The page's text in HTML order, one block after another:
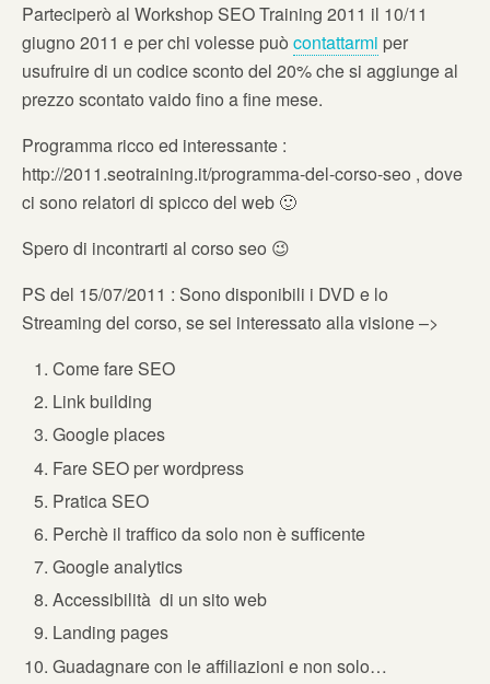
Parteciperò al Workshop SEO Training 2011 il 10/11
giugno 2011 e per chi volesse può contattarmi per
usufruire di un codice sconto del 20% che si aggiunge al
prezzo scontato vaido fino a fine mese.
Programma ricco ed interessante :
http://2011.seotraining.it/programma-del-corso-seo , dove
ci sono relatori di spicco del web 🙂
Spero di incontrarti al corso seo 😉
PS del 15/07/2011 : Sono disponibili i DVD e lo
Streaming del corso, se sei interessato alla visione –>
Come fare SEO
Link building
Google places
Fare SEO per wordpress
Pratica SEO
Perchè il traffico da solo non è sufficente
Google analytics
Accessibilità di un sito web
Landing pages
Guadagnare con le affiliazioni e non solo…